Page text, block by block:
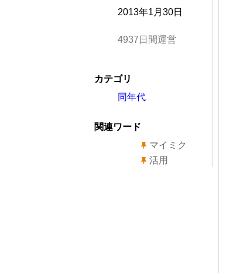
2013年1月30日
4937日間運営
カテゴリ
同年代
関連ワード
マイミク
活用